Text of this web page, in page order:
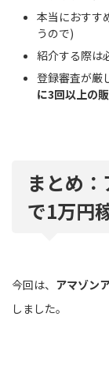
本当におすす
うので)
紹介する際は
登録審査が厳
に3回以上の
まとめ
で1万円
今回は、 アマゾン
しました。